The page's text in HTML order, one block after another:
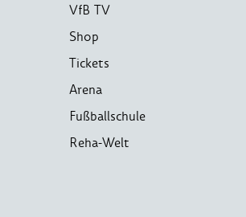
VfB TV
Shop
Tickets
Arena
Fußballschule
Reha-Welt